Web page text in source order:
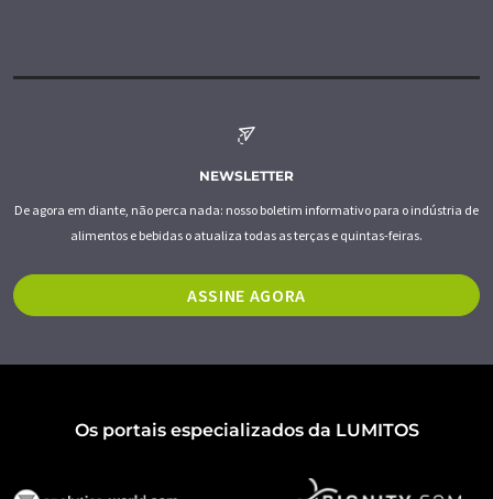
NEWSLETTER
De agora em diante, não perca nada: nosso boletim informativo para o indústria de
alimentos e bebidas o atualiza todas as terças e quintas-feiras.
ASSINE AGORA
Os portais especializados da LUMITOS